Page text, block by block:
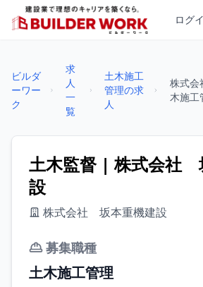
ログ
ビルダ
ーワー
ク
求
人
一
覧
土木施工
管理の求
人
株式
木施工
土木監督 | 株式会社
設
株式会社 坂本重機建設
募集職種
土木施工管理